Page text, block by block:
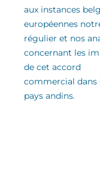
aux instances
européennes
régulier et nos
concernant les
de cet accord
commercial dans
pays andins.